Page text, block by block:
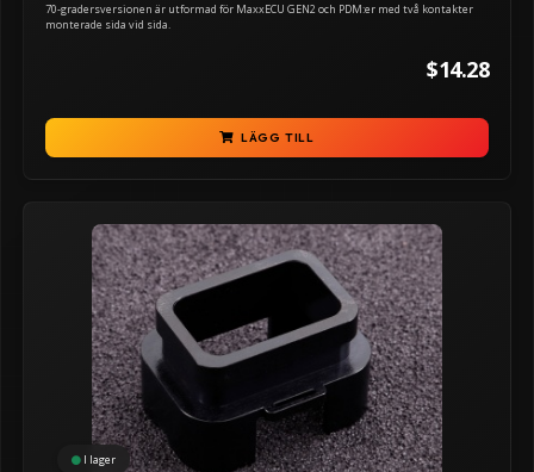
70-gradersversionen är utformad för MaxxECU GEN2 och PDM:er med två kontakter
monterade sida vid sida.
$14.28
LÄGG TILL
I lager